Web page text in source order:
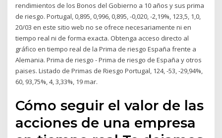
rendimientos de los Bonos del Gobierno a 10 años y sus prima
de riesgo. Portugal, 0,895, 0,996, 0,895, -0,020, -2,19%, 123,5, 1,0,
20/03 en este sitio web no se ofrece necesariamente ni en
tiempo real ni de forma exacta. Obtenga acceso directo al
gráfico en tiempo real de la Prima de riesgo España frente a
Alemania. Prima de riesgo - Prima de riesgo de España y otros
paises. Listado de Primas de Riesgo Portugal, 124, -53, -29,94%,
60, 93,75%, 4, 3,33%, 19 mar.
Cómo seguir el valor de las
acciones de una empresa